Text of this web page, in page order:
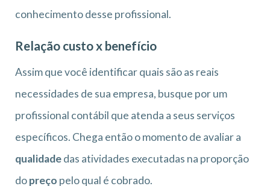
conhecimento desse profissional.
Relação custo x benefício
Assim que você identificar quais são as reais
necessidades de sua empresa, busque por um
profissional contábil que atenda a seus serviços
específicos. Chega então o momento de avaliar a
qualidadedas atividades executadas na proporção
dopreço pelo qual é cobrado.